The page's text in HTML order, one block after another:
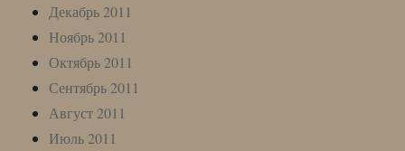
Декабрь 2011
Ноябрь 2011
Октябрь 2011
Сентябрь 2011
Август 2011
Июль 2011